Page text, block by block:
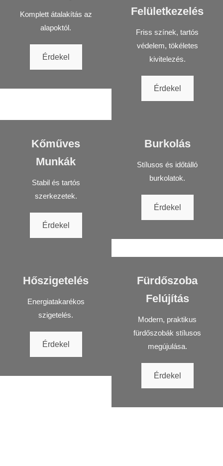
Komplett átalakítás az
alapoktól.
Érdekel
Felületkezelés
Friss színek, tartós
védelem, tökéletes
kivitelezés.
Érdekel
Kőműves
Munkák
Stabil és tartós
szerkezetek.
Érdekel
Burkolás
Stílusos és időtálló
burkolatok.
Érdekel
Hőszigetelés
Energiatakarékos
szigetelés.
Érdekel
Fürdőszoba
Felújítás
Modern, praktikus
fürdőszobák stílusos
megújulása.
Érdekel